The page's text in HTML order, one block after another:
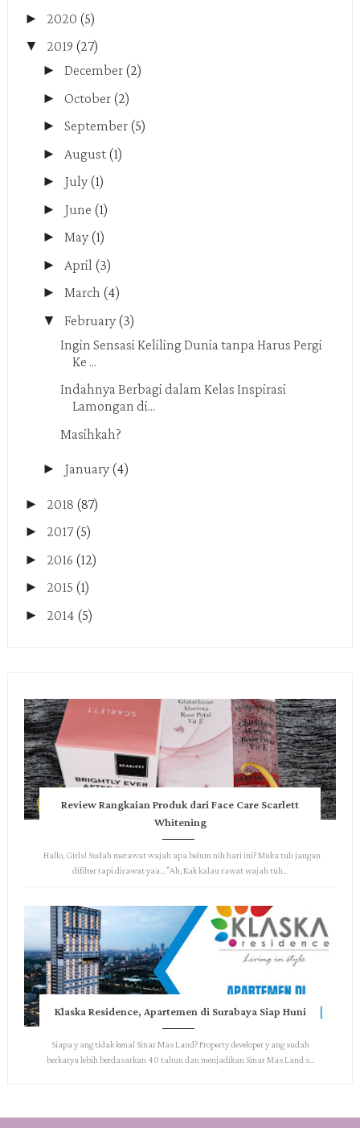
► 2020 (5)
▼ 2019 (27)
► December (2)
► October (2)
► September (5)
► August (1)
► July (1)
► June (1)
► May (1)
► April (3)
► March (4)
▼ February (3)
Ingin Sensasi Keliling Dunia tanpa Harus Pergi
Ke ...
Indahnya Berbagi dalam Kelas Inspirasi
Lamongan di...
Masihkah?
► January (4)
► 2018 (87)
► 2017 (5)
► 2016 (12)
► 2015 (1)
► 2014 (5)
Review Rangkaian Produk dari Face Care Scarlett
Whitening
Hallo, Girls! Sudah merawat wajah apa belum nih hari ini? Muka tuh jangan
difilter tapi dirawat yaa... "Ah, Kak kalau rawat wajah tuh...
Klaska Residence, Apartemen di Surabaya Siap Huni
Siapa y ang tidak kenal Sinar Mas Land? Property developer y ang sudah
berkarya lebih berdasarkan 40 tahun dan menjadikan Sinar Mas Land s...